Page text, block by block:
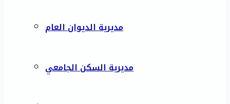
مديرية الديوان العام
مديرية السكن الجامعي